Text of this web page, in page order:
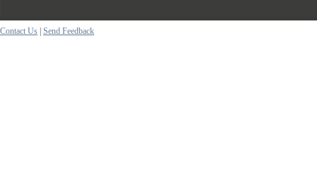
Contact Us Send Feedback